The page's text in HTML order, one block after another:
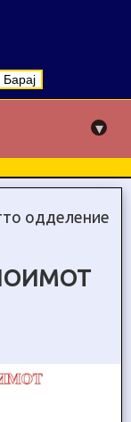
Барај
▾
одделение